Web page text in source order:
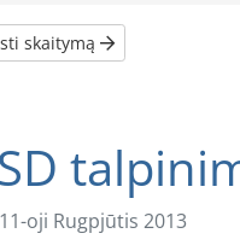
skaitymą
oji Rugpjūtis 2013